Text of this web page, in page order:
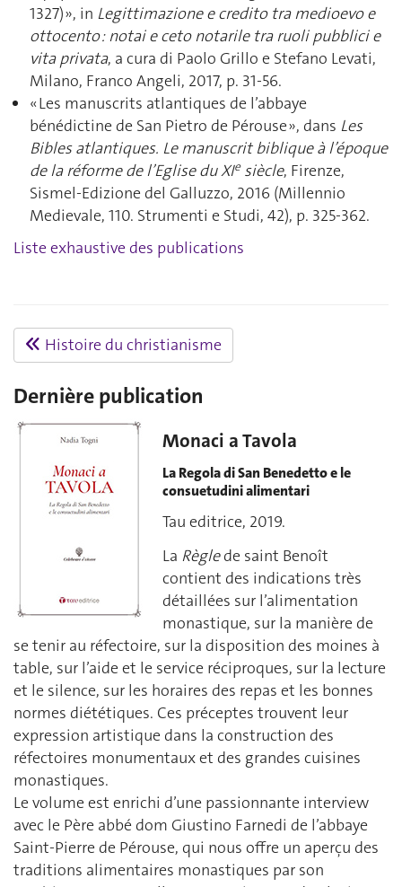
1327) », in Legittimazione e credito tra medioevo e
ottocento : notai e ceto notarile tra ruoli pubblici e
vita privata, a cura di Paolo Grillo e Stefano Levati,
Milano, Franco Angeli, 2017, p. 31-56.
« Les manuscrits atlantiques de l’abbaye
bénédictine de San Pietro de Pérouse », dans Les
Bibles atlantiques. Le manuscrit biblique à l’époque
de la réforme de l’Eglise du XIesiècle, Firenze,
Sismel-Edizione del Galluzzo, 2016 (Millennio
Medievale, 110. Strumenti e Studi, 42), p. 325-362.
Liste exhaustive des publications
Histoire du christianisme
Dernière publication
Monaci a Tavola
La Regola di San Benedetto e le
consuetudini alimentari
Tau editrice, 2019.
La Règlede saint Benoît
contient des indications très
détaillées sur l’alimentation
monastique, sur la manière de
se tenir au réfectoire, sur la disposition des moines à
table, sur l’aide et le service réciproques, sur la lecture
et le silence, sur les horaires des repas et les bonnes
normes diététiques. Ces préceptes trouvent leur
expression artistique dans la construction des
réfectoires monumentaux et des grandes cuisines
monastiques.
Le volume est enrichi d’une passionnante interview
avec le Père abbé dom Giustino Farnedi de l’abbaye
Saint-Pierre de Pérouse, qui nous offre un aperçu des
traditions alimentaires monastiques par son